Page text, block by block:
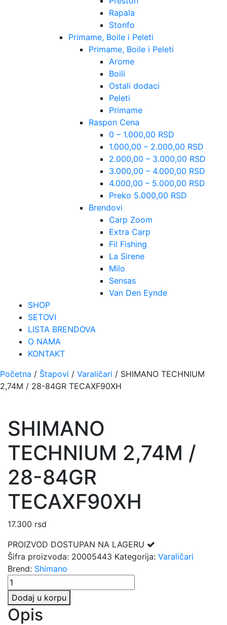
Rapala
Stonfo
Primame, Boile i Peleti
Primame, Boile i Peleti
Arome
Boili
Ostali dodaci
Peleti
Primame
Raspon Cena
0 – 1.000,00 RSD
1.000,00 – 2.000,00 RSD
2.000,00 – 3.000,00 RSD
3.000,00 – 4.000,00 RSD
4.000,00 – 5.000,00 RSD
Preko 5.000,00 RSD
Brendovi
Carp Zoom
Extra Carp
Fil Fishing
La Sirene
Milo
Sensas
Van Den Eynde
SHOP
SETOVI
LISTA BRENDOVA
O NAMA
KONTAKT
Početna / Štapovi / Varaličari / SHIMANO TECHNIUM
2,74M / 28-84GR TECAXF90XH
SHIMANO
TECHNIUM 2,74M /
28-84GR
TECAXF90XH
17.300 rsd
PROIZVOD DOSTUPAN NA LAGERU
Šifra proizvoda: 20005443 Kategorija: Varaličari
Brend: Shimano
SHIMANO
TECHNIUM
2,74M
/
Dodaj u korpu
Opis